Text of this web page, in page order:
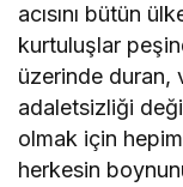
acısını bütün
kurtuluşlar
üzerinde duran,
adaletsizliği
olmak için
herkesin